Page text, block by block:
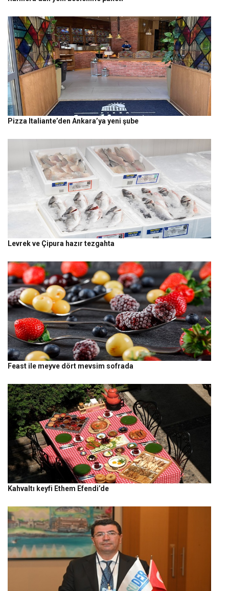
Pizza Italiante’den Ankara’ya yeni şube
Levrek ve Çipura hazır tezgahta
Feast ile meyve dört mevsim sofrada
Kahvaltı keyfi Ethem Efendi’de